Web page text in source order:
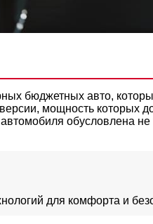
бюджетных авто,
мощность которых
обусловлена
для комфорта и